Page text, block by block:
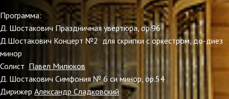
Программа:
Д. Шостакович Праздничная увертюра, ор.96
Д.Шостакович Концерт №2 для скрипки с оркестром, до-диез
минор
Солист Павел Милюков
Д. Шостакович Симфония № 6 си минор, op.54
Дирижер Александр Сладковский